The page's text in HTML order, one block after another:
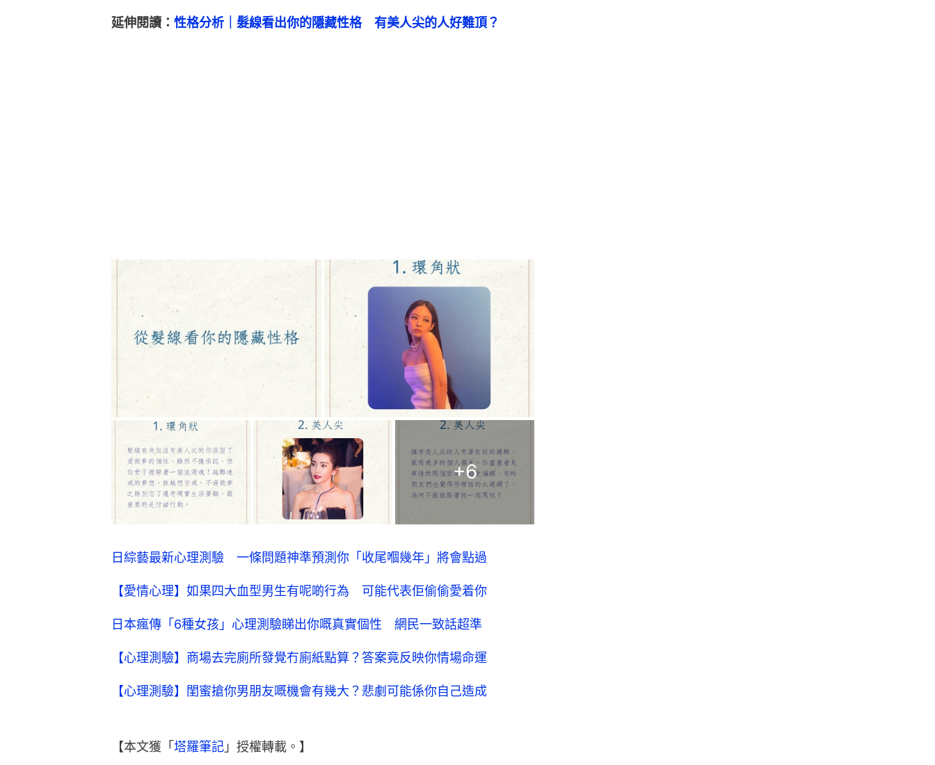
延伸閱讀： 性格分析｜髮線看出你的隱藏性格　有美人尖的人好難頂？
+6
日綜藝最新心理測驗 一條問題神準預測你「收尾嗰幾年」將會點過
【愛情心理】如果四大血型男生有呢啲行為 可能代表佢偷偷愛着你
日本瘋傳「6種女孩」心理測驗睇出你嘅真實個性 網民一致話超準
【心理測驗】商場去完廁所發覺冇廁紙點算？答案竟反映你情場命運
【心理測驗】閨蜜搶你男朋友嘅機會有幾大？悲劇可能係你自己造成
【本文獲「塔羅筆記 」授權轉載。】